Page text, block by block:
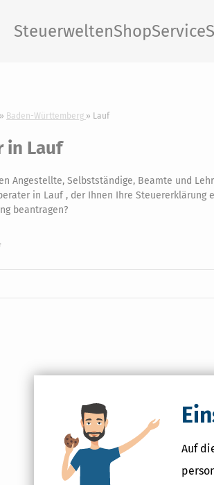
Auf
SteuerweltenShopService
Baden-Württemberg Lauf
in Lauf
Angestellte, Selbstständige, Beamte und
in Lauf , der Ihnen Ihre
beantragen?